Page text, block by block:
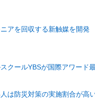
アを回収する新触媒を開
クールYBSが国際アワード
は防災対策の実施割合が